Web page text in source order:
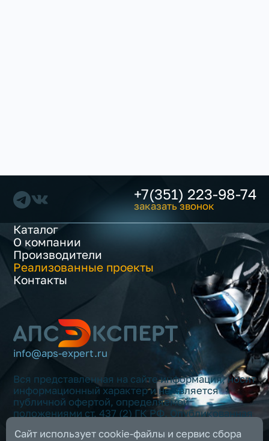
+7(351) 223-98-74
заказать звонок
Каталог
О компании
Производители
Реализованные проекты
Контакты
info@aps-expert.ru
Вся представленная на сайте информация, носит
информационный характер и не является
публичной офертой, определяемой
положениями ст. 437 (2) ГК РФ. Опубликованная
изменена в любое время без предварительного
Сайт использует cookie-файлы и сервис сбора